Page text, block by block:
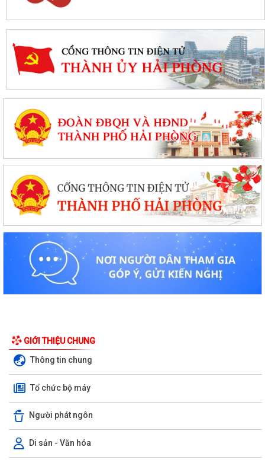
GIỚI THIỆU CHUNG
Thông tin chung
Tổ chức bộ máy
Người phát ngôn
Di sản - Văn hóa